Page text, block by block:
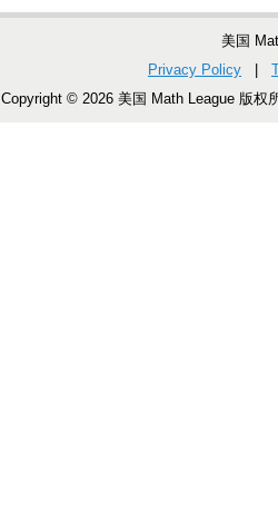
美国
Privacy Policy
Copyright © 2026 美国 Math League 版